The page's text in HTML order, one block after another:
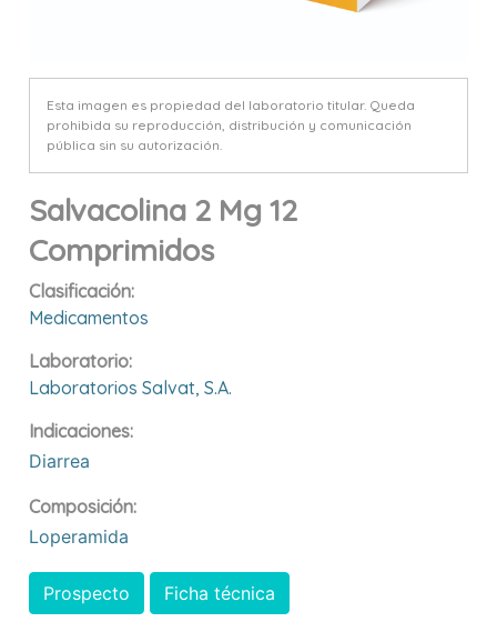
Esta imagen es propiedad del laboratorio titular. Queda
prohibida su reproducción, distribución y comunicación
pública sin su autorización.
Salvacolina 2 Mg 12
Comprimidos
Clasificación:
Medicamentos
Laboratorio:
Laboratorios Salvat, S.a.
Indicaciones:
Diarrea
Composición:
Loperamida
Prospecto Ficha técnica